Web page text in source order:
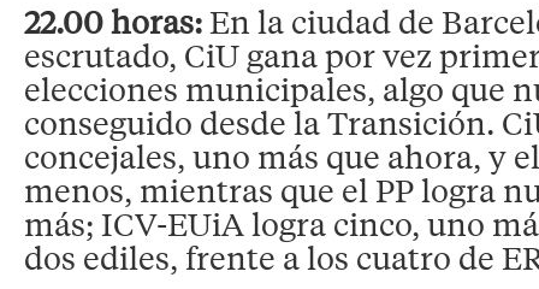
22.00 horas: En la ciudad de
escrutado, CiU gana por vez
elecciones municipales, algo que
conseguido desde la Transición.
concejales, uno más que ahora, y el
menos, mientras que el PP logra
más; ICV-EUiA logra cinco, uno
dos ediles, frente a los cuatro de